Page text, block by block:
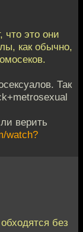
что это они
как обычно,
Так
верить
watch?
без